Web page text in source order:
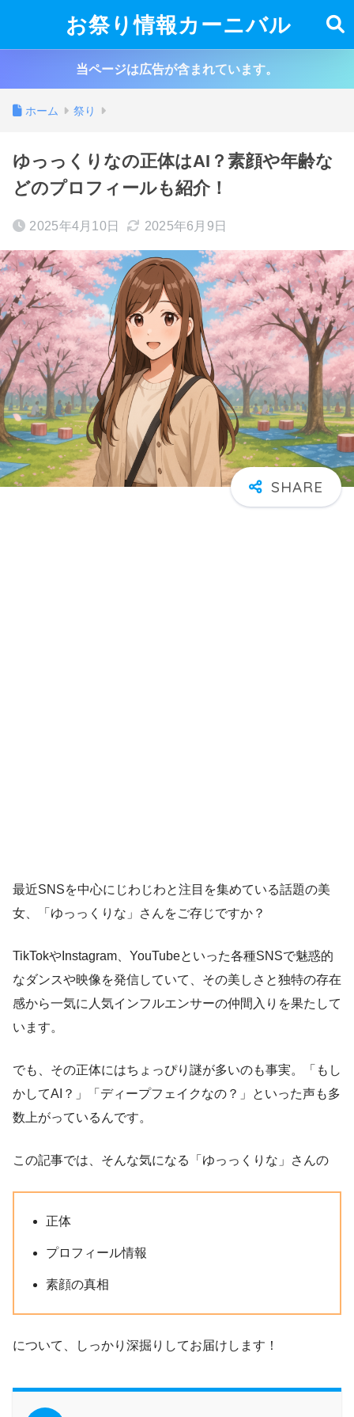
お祭り情報カーニバル
当ページは広告が含まれています。
ホーム 祭り
ゆっっくりなの正体はAI？素顔や年齢な
どのプロフィールも紹介！
2025年4月10日 2025年6月9日
最近SNSを中心にじわじわと注目を集めている話題の美
女、「ゆっっくりな」さんをご存じですか？
TikTokやInstagram、YouTubeといった各種SNSで魅惑的
なダンスや映像を発信していて、その美しさと独特の存在
感から一気に人気インフルエンサーの仲間入りを果たして
います。
でも、その正体にはちょっぴり謎が多いのも事実。「もし
かしてAI？」「ディープフェイクなの？」といった声も多
数上がっているんです。
この記事では、そんな気になる「ゆっっくりな」さんの
正体
プロフィール情報
素顔の真相
について、しっかり深掘りしてお届けします！